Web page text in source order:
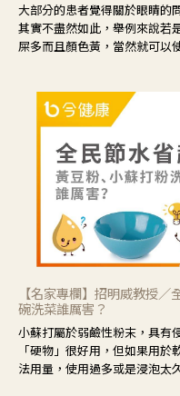
大部分的患者覺得關於眼睛的
其實不盡然如此，舉例來說若
屎多而且顏色黃，當然就可以
候就要使用菊花、金銀花來治
眼睛周圍沒有眼屎，這種情況
藕、麥門冬、山藥等比較滋潤
【名家專欄】招明威教授
碗洗菜誰厲害？
小蘇打屬於弱鹼性粉末，具有
「硬物」很好用，但如果用
法用量，使用過多或是浸泡太